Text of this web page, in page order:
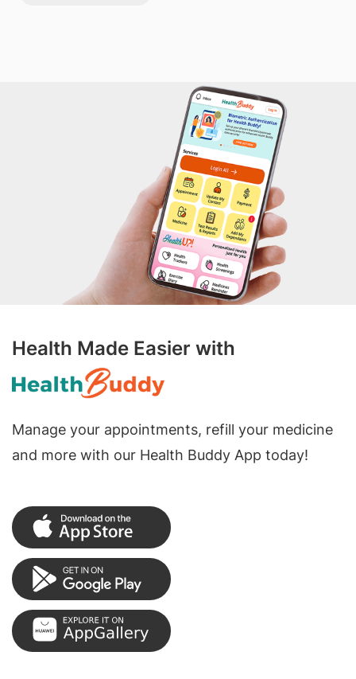
Health Made Easier with
Manage your appointments, refill your medicine
and more with our Health Buddy App today!